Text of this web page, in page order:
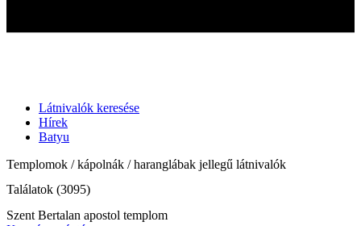
Látnivalók keresése
Hírek
Batyu
Templomok / kápolnák / haranglábak jellegű látnivalók
Találatok (3095)
Szent Bertalan apostol templom